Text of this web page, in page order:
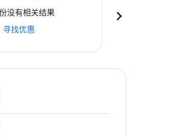
没有相关结果
寻找优惠
chevron_right
找优惠
寻找优惠寻找优惠
disclaimer. 寻找优惠
disclaimer. 寻找优惠
offers-disclaimer. 寻找优惠
view-offers-disclaimer. 寻找优惠
cmp-view-offers-disclaimer. 寻找优惠
cmp-view-offers-disclaimer. 寻找优惠